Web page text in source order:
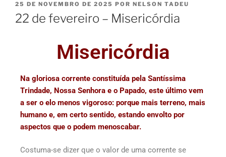
25 DE NOVEMBRO DE 2025 POR NELSON TADEU
22 de fevereiro – Misericórdia
Misericórdia
Na gloriosa corrente constituída pela Santíssima
Trindade, Nossa Senhora e o Papado, este último vem
a ser o elo menos vigoroso: porque mais terreno, mais
humano e, em certo sentido, estando envolto por
aspectos que o podem menoscabar.
Costuma-se dizer que o valor de uma corrente se